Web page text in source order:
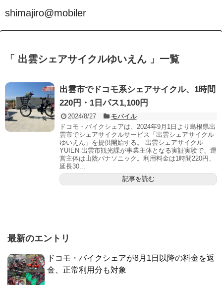
shimajiro@mobiler
「 出雲シェアサイクルゆいえん 」一覧
出雲市でドコモ系シェアサイクル、1時間
220円・1日パス1,100円
2024/8/27
モバイル
ドコモ・バイクシェアは、2024年9月1日より島根県出
雲市でシェアサイクルサービス「出雲シェアサイクル
ゆいえん」を提供開始する。 出雲シェアサイクル
YUIEN 出雲市観光課が事業主体となる実証実験で、運
営主体は山陰パナソニック。利用料金は1時間220円、
延長30...
記事を読む
最新のエントリ
ドコモ・バイクシェアが8月1日以降の料金を返
金、正常利用分も対象